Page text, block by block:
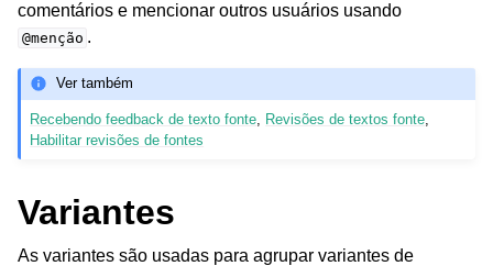
comentários e mencionar outros usuários usando
@menção .
Ver também
Recebendo feedback de texto fonte Revisões de textos fonte
Habilitar revisões de fontes
Variantes
As variantes são usadas para agrupar variantes de